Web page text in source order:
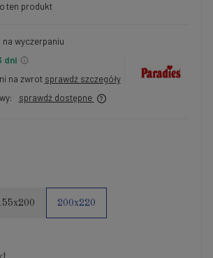
ten produkt
na wyczerpaniu
dni
na zwrot sprawdź szczegóły
sprawdź dostępne
200x220